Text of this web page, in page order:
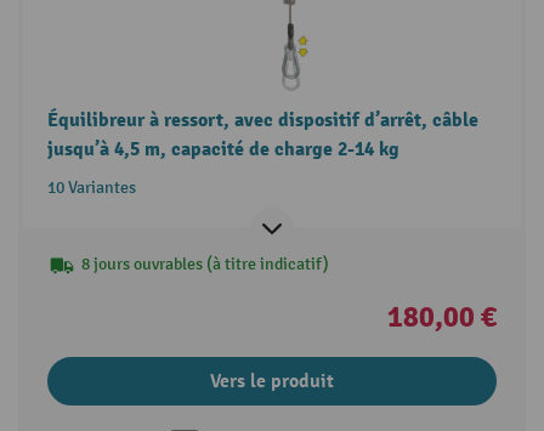
Équilibreur à ressort, avec dispositif d’arrêt, câble
jusqu’à 4,5 m, capacité de charge 2-14 kg
10 Variantes
8 jours ouvrables (à titre indicatif)
180,00 €
Vers le produit